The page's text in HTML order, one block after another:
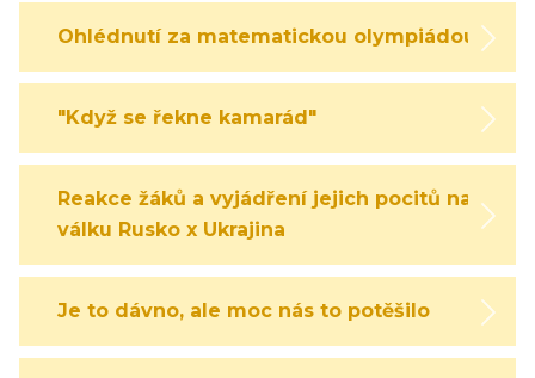
Ohlédnutí za matematickou olympiádou
"Když se řekne kamarád"
Reakce žáků a vyjádření jejich pocitů na
válku Rusko x Ukrajina
Je to dávno, ale moc nás to potěšilo